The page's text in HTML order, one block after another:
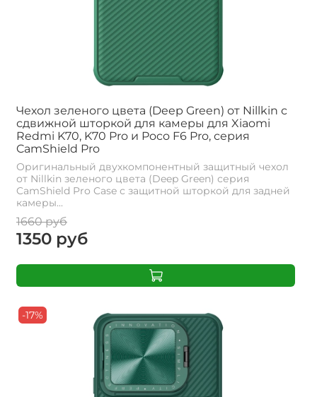
Чехол зеленого цвета (Deep Green) от Nillkin с
сдвижной шторкой для камеры для Xiaomi
Redmi K70, K70 Pro и Poco F6 Pro, серия
CamShield Pro
Оригинальный двухкомпонентный защитный чехол
от Nillkin зеленого цвета (Deep Green) серия
CamShield Pro Case с защитной шторкой для задней
камеры...
1660 руб
1350 руб
-17%